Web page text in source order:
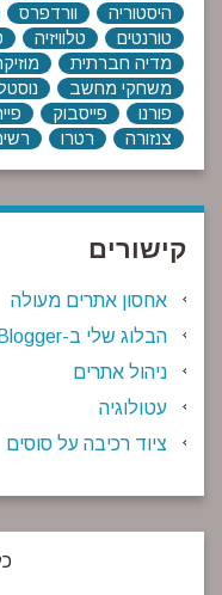
היסטוריה
וורדפרס
טורנטים
טלוויזיה
מדיה חברתית
משחקי מחשב
פורנו
פייסבוק
צנזורה
רטרו
קישורים
אחסון אתרים מעולה
הבלוג שלי ב-Blogger
ניהול אתרים
עטולוגיה
ציוד רכיבה על סוסים